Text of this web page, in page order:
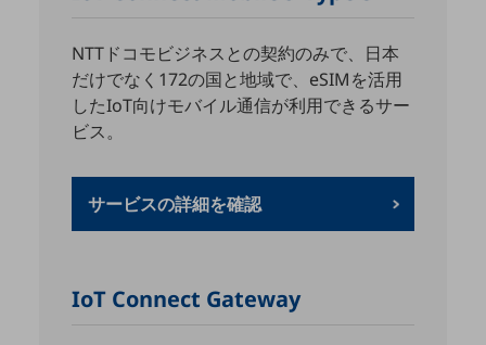
基礎的電気通信役務損益明細表
採用情報TOP
NTTドコモビジネスとの契約のみで、日本
だけでなく172の国と地域で、eSIMを活用
したIoT向けモバイル通信が利用できるサー
ビス。
サービスの詳細を確認
IoT Connect Gateway